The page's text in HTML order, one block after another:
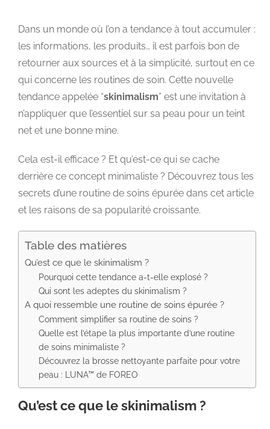
Dans un monde où l’on a tendance à tout accumuler :
les informations, les produits… il est parfois bon de
retourner aux sources et à la simplicité, surtout en ce
qui concerne les routines de soin. Cette nouvelle
tendance appelée “skinimalism” est une invitation à
n’appliquer que l’essentiel sur sa peau pour un teint
net et une bonne mine.
Cela est-il efficace ? Et qu’est-ce qui se cache
derrière ce concept minimaliste ? Découvrez tous les
secrets d’une routine de soins épurée dans cet article
et les raisons de sa popularité croissante.
Table des matières
Qu’est ce que le skinimalism ?
Pourquoi cette tendance a-t-elle explosé ?
Qui sont les adeptes du skinimalism ?
A quoi ressemble une routine de soins épurée ?
Comment simplifier sa routine de soins ?
Quelle est l’étape la plus importante d’une routine
de soins minimaliste ?
Découvrez la brosse nettoyante parfaite pour votre
peau : LUNA™ de FOREO
Qu’est ce que le skinimalism ?